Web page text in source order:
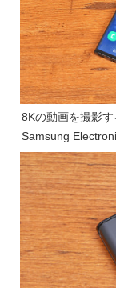
8Kの動画を撮影
Samsung